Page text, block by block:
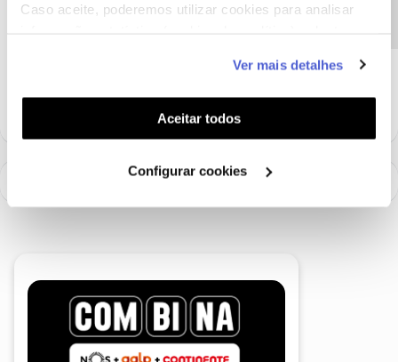
Caso aceite, poderemos utilizar cookies para analisar
funcionalidades (cookies de personalização e
funcionalidade) e adaptar anúncios aos seus interesses
(cookies de publicidade personalizada). Pode gerir a
utilização dos cookies clicando em "Configurar
Ver mais detalhes
Aceitar todos
Configurar cookies
Obrigada
Ajude a comunidade a encontrar informação relevante. Marque